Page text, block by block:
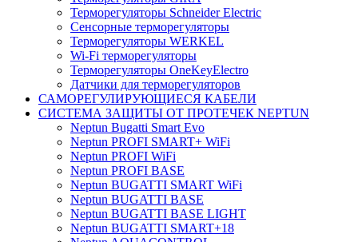
Терморегуляторы Schneider Electric
Сенсорные терморегуляторы
Терморегуляторы WERKEL
Wi-Fi терморегуляторы
Терморегуляторы OneKeyElectro
Датчики для терморегуляторов
САМОРЕГУЛИРУЮЩИЕСЯ КАБЕЛИ
СИСТЕМА ЗАЩИТЫ ОТ ПРОТЕЧЕК NEPTUN
Neptun Bugatti Smart Evo
Neptun PROFI SMART+ WiFi
Neptun PROFI WiFi
Neptun PROFI BASE
Neptun BUGATTI SMART WiFi
Neptun BUGATTI BASE
Neptun BUGATTI BASE LIGHT
Neptun BUGATTI SMART+18